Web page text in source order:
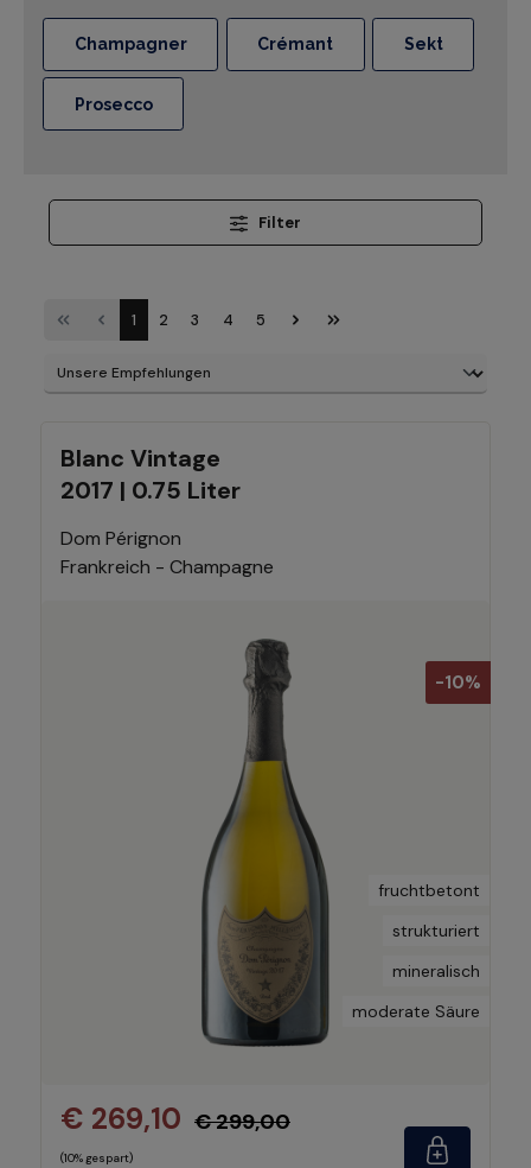
Champagner Crémant Sekt
Prosecco
Filter
1 2 3 4 5
Blanc Vintage
2017 | 0.75 Liter
Dom Pérignon
Frankreich - Champagne
-10%
fruchtbetont
strukturiert
mineralisch
moderate Säure
€ 269,10 € 299,00
(10% gespart)